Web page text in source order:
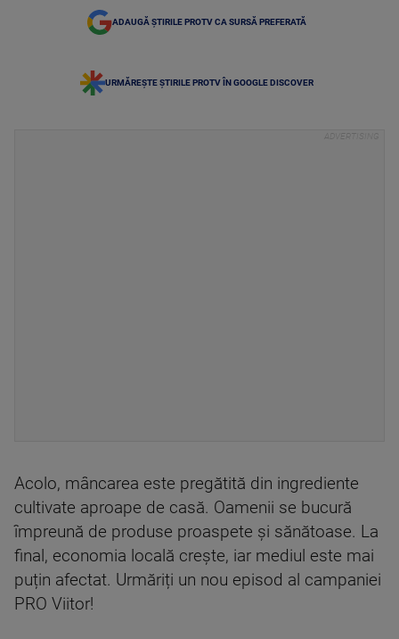
ADAUGĂ ȘTIRILE PROTV CA SURSĂ PREFERATĂ
URMĂREȘTE ȘTIRILE PROTV ÎN GOOGLE DISCOVER
Acolo, mâncarea este pregătită din ingrediente
cultivate aproape de casă. Oamenii se bucură
împreună de produse proaspete și sănătoase. La
final, economia locală crește, iar mediul este mai
puțin afectat. Urmăriți un nou episod al campaniei
PRO Viitor!